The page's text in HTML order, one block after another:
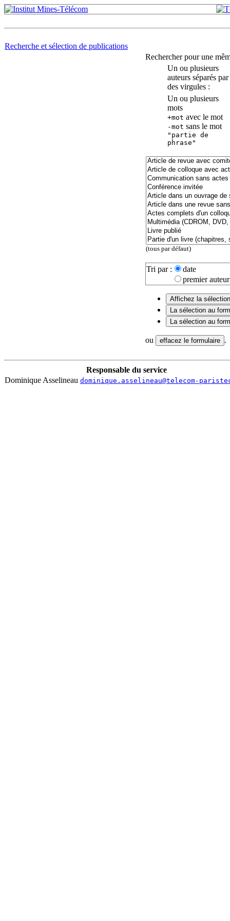
Recherche et sélection de publications
Rechercher pour une
Un ou plusieurs
auteurs séparés par
des virgules :
Un ou plusieurs
mots
+mot avec le mot
-mot sans le mot
"partie de
phrase"
(tous par défaut)
Tri par :
date
premier auteur
ou .
Responsable du service
Dominique Asselineau dominique.asselineau@telecom-